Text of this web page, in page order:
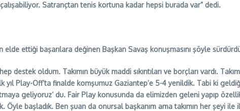
Satrançtan tenis kortuna kadar hepsi burada var” dedi.
ettiği başarılara değinen Başkan Savaş konuşmasını şöyle
destek oldum. Takımın büyük maddi sıkıntıları ve borçları vardı.
ilk yıl Play-Off’ta finalde komşumuz Gaziantep’e 5-4 yenildik. Tabi ki
geliyoruz’ du. Fair Play konusunda da elimizden geleni yapıp
Öyle başladık. Ben şuan da onursal başkanım ama takımın her şeyi